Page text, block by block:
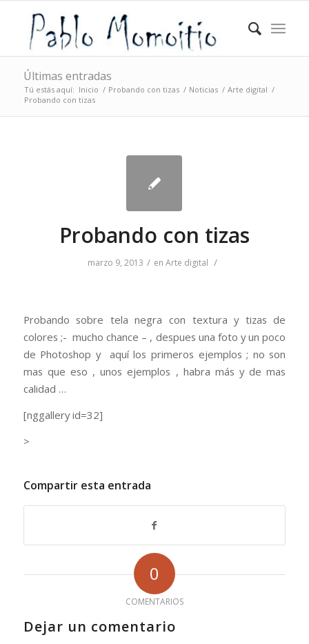
Últimas entradas
Tú estás aquí: Inicio / Probando con tizas / Noticias / Arte digital /
Probando con tizas
Probando con tizas
marzo 9, 2013 / enArte digital /
Probando sobre tela negra con textura y tizas de
colores ;- mucho chance – , despues una foto y un poco
de Photoshop y aquí los primeros ejemplos ; no son
mas que eso , unos ejemplos , habra más y de mas
calidad …
[nggallery id=32]
>
Compartir esta entrada
0
COMENTARIOS
Dejar un comentario